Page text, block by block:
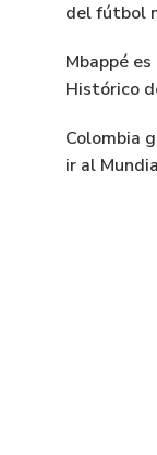
del fútbol
Mbappé
Histórico
Colombia
ir al